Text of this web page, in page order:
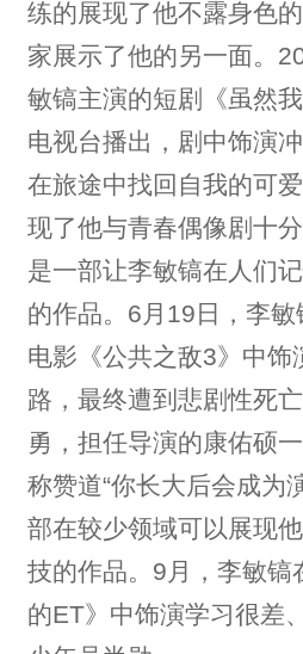
练的展现了他不露身色
家展示了他的另一面。
敏镐主演的短剧《虽然
电视台播出，剧中饰演
在旅途中找回自我的可
现了他与青春偶像剧十
是一部让李敏镐在人们
的作品。6月19日，李
电影《公共之敌3》中饰
路，最终遭到悲剧性死
勇，担任导演的康佑硕
称赞道“你长大后会成为
部在较少领域可以展现
技的作品。9月，李敏镐
的ET》中饰演学习很差